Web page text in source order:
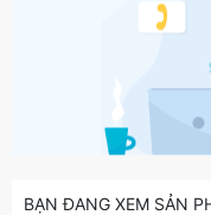
BẠN ĐANG XEM SẢN